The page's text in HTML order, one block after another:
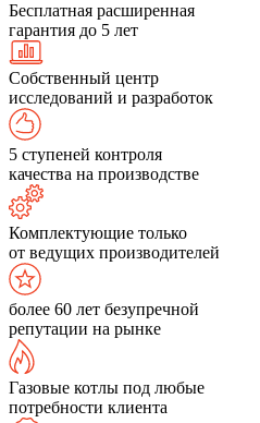
Бесплатная расширенная
гарантия до 5 лет
Собственный центр
исследований и разработок
5 ступеней контроля
качества на производстве
Комплектующие только
от ведущих производителей
более 60 лет безупречной
репутации на рынке
Газовые котлы под любые
потребности клиента